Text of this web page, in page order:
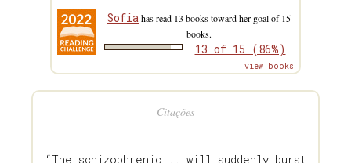
Sofiahas read 13 books toward her goal of 15
books.
13 of 15 (86%)
view books
Citações
“The schizophrenic... will suddenly burst